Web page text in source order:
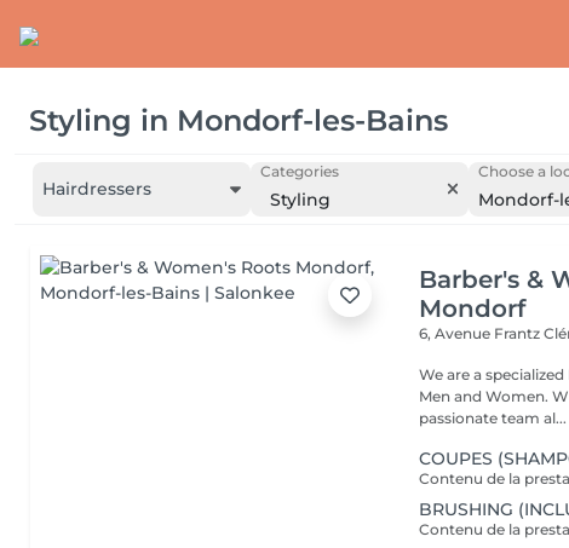
Styling in Mondorf-les-Bains
Hairdressers
Categories
Styling
Choose a
Mondorf-
Barber's &
Mondorf
6, Avenue Frantz
We are a
Men and Women.
passionate team al...
COUPES
BRUSHING